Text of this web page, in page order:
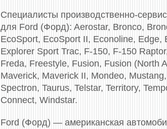
Специалисты производственно-
для Ford (Форд): Aerostar, Bronco,
EcoSport, EcoSport II, Econoline,
Explorer Sport Trac, F-150, F-150
Freda, Freestyle, Fusion, Fusion (North
Maverick, Maverick II, Mondeo,
Spectron, Taurus, Telstar, Territory,
Connect, Windstar.
Ford (Форд) — американская